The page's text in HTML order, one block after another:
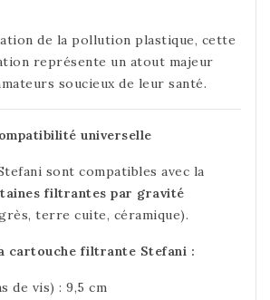
de la pollution plastique, cette
représente un atout majeur
soucieux de leur santé.
universelle
sont compatibles avec la
filtrantes par gravité
terre cuite, céramique).
cartouche filtrante Stefani :
de vis) : 9,5 cm